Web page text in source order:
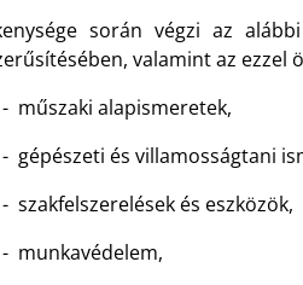
során végzi az
valamint az ezzel
- műszaki alapismeretek,
- gépészeti és villamosságtani
- szakfelszerelések és eszközök,
- munkavédelem,